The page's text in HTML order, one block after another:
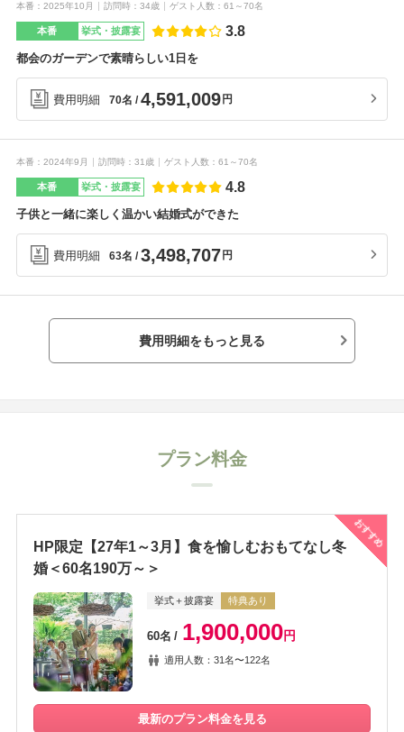
本番 2025年10月 訪問時 34歳 ゲスト人数 61～70名
本番 挙式・披露宴 3.8
都会のガーデンで素晴らしい1日を
費用明細 70名 4,591,009 円
本番 2024年9月 訪問時 31歳 ゲスト人数 61～70名
本番 挙式・披露宴 4.8
子供と一緒に楽しく温かい結婚式ができた
費用明細 63名 3,498,707 円
費用明細をもっと見る
プラン料金
おすすめ
HP限定【27年1～3月】食を愉しむおもてなし冬
婚＜60名190万～＞
挙式＋披露宴 特典あり
60名 1,900,000円
適用人数：31名〜122名
最新のプラン料金を見る